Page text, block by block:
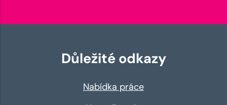
Důležité odkazy
Nabídka práce